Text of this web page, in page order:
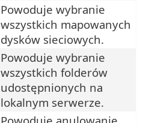
Powoduje wybranie
wszystkich mapowanych
dysków sieciowych.
Powoduje wybranie
wszystkich folderów
udostępnionych na
lokalnym serwerze.